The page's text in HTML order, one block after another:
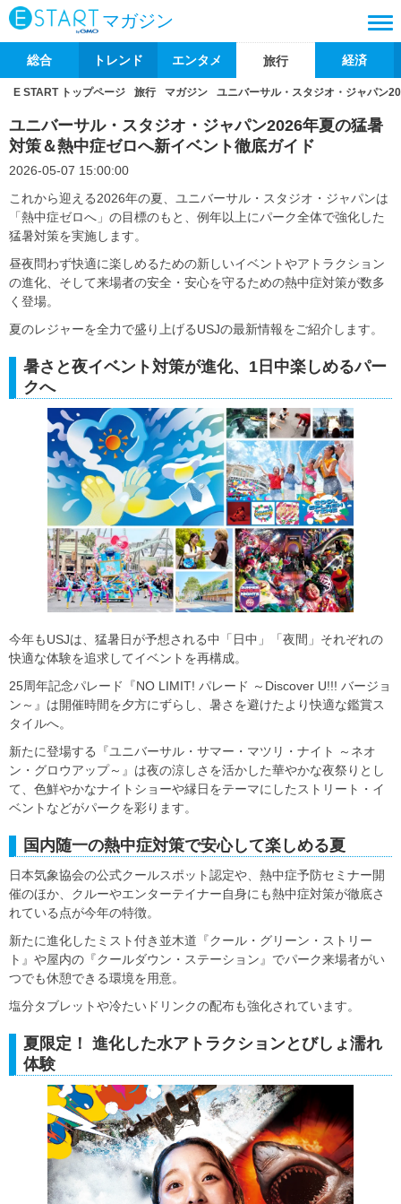
マガジン
総合 トレンド エンタメ 旅行 経済
E START トップページ 旅行 マガジン ユニバーサル・スタジオ・ジャパン
ユニバーサル・スタジオ・ジャパン2026年夏の猛暑
対策＆熱中症ゼロへ新イベント徹底ガイド
2026-05-07 15:00:00
これから迎える2026年の夏、ユニバーサル・スタジオ・ジャパンは
「熱中症ゼロへ」の目標のもと、例年以上にパーク全体で強化した
猛暑対策を実施します。
昼夜問わず快適に楽しめるための新しいイベントやアトラクション
の進化、そして来場者の安全・安心を守るための熱中症対策が数多
く登場。
夏のレジャーを全力で盛り上げるUSJの最新情報をご紹介します。
暑さと夜イベント対策が進化、1日中楽しめるパー
クへ
今年もUSJは、猛暑日が予想される中「日中」「夜間」それぞれの
快適な体験を追求してイベントを再構成。
25周年記念パレード『NO LIMIT! パレード ～Discover U!!! バージョ
ン～』は開催時間を夕方にずらし、暑さを避けたより快適な鑑賞ス
タイルへ。
新たに登場する『ユニバーサル・サマー・マツリ・ナイト ～ネオ
ン・グロウアップ～』は夜の涼しさを活かした華やかな夜祭りとし
て、色鮮やかなナイトショーや縁日をテーマにしたストリート・イ
ベントなどがパークを彩ります。
国内随一の熱中症対策で安心して楽しめる夏
日本気象協会の公式クールスポット認定や、熱中症予防セミナー開
催のほか、クルーやエンターテイナー自身にも熱中症対策が徹底さ
れている点が今年の特徴。
新たに進化したミスト付き並木道『クール・グリーン・ストリー
ト』や屋内の『クールダウン・ステーション』でパーク来場者がい
つでも休憩できる環境を用意。
塩分タブレットや冷たいドリンクの配布も強化されています。
夏限定！ 進化した水アトラクションとびしょ濡れ
体験